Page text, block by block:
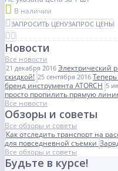
В наличии
ЗАПРОСИТЬ ЦЕНУЗАПРОС ЦЕНЫ
Новости
Все новости
21 декабря 2016 Электрический
скидкой! 25 сентября 2016
бренд инструмента ATORCH 5
просто пропилить прямую
Все новости
Обзоры и советы
Все обзоры и советы
Как отследить транспорт на
для повседневной съемки
Все обзоры и советы
Будьте в курсе!